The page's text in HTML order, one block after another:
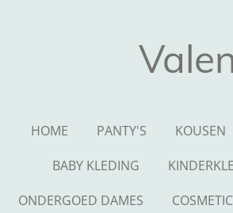
HOME PANTY'S KOUSEN
BABY KLEDING
ONDERGOED DAMES